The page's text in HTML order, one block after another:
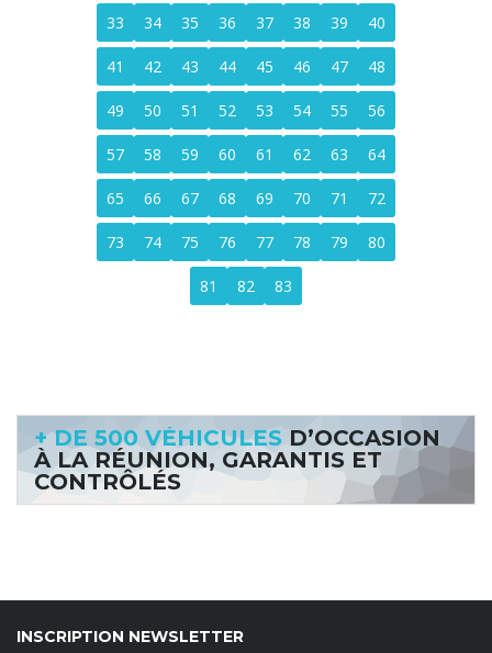
33 34 35 36 37 38 39 40
41 42 43 44 45 46 47 48
49 50 51 52 53 54 55 56
57 58 59 60 61 62 63 64
65 66 67 68 69 70 71 72
73 74 75 76 77 78 79 80
81 82 83
+ DE 500 VÉHICULES D’OCCASION
À LA RÉUNION, GARANTIS ET
CONTRÔLÉS
INSCRIPTION NEWSLETTER